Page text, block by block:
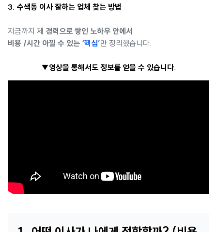
3. 수색동 이사 잘하는 업체 찾는 방법
지금까지 제 경력으로 쌓인 노하우 안에서
비용 /시간 아낄 수 있는 ‘핵심’만 정리했습니다.
▼영상을 통해서도 정보를 얻을 수 있습니다.